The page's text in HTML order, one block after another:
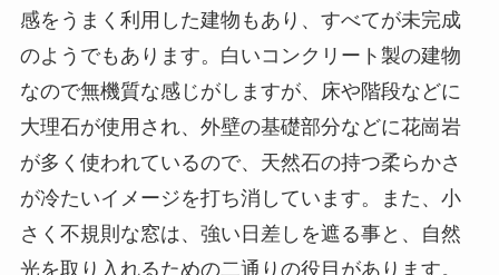
感をうまく利用した建物もあり、すべてが未完成
のようでもあります。白いコンクリート製の建物
なので無機質な感じがしますが、床や階段などに
大理石が使用され、外壁の基礎部分などに花崗岩
が多く使われているので、天然石の持つ柔らかさ
が冷たいイメージを打ち消しています。また、小
さく不規則な窓は、強い日差しを遮る事と、自然
光を取り入れるための二通りの役目があります。